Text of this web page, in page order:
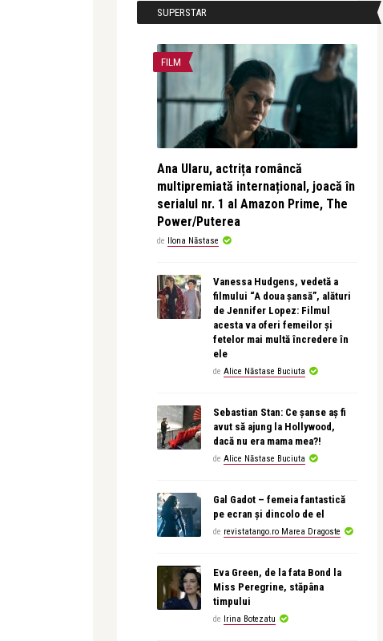
SUPERSTAR
FILM
Ana Ularu, actrița româncă
multipremiată internațional, joacă în
serialul nr. 1 al Amazon Prime, The
Power/Puterea
de Ilona Năstase
Vanessa Hudgens, vedetă a
filmului “A doua șansă”, alături
de Jennifer Lopez: Filmul
acesta va oferi femeilor și
fetelor mai multă încredere în
ele
de Alice Năstase Buciuta
Sebastian Stan: Ce șanse aș fi
avut să ajung la Hollywood,
dacă nu era mama mea?!
de Alice Năstase Buciuta
Gal Gadot – femeia fantastică
pe ecran și dincolo de el
de revistatango.ro Marea Dragoste
Eva Green, de la fata Bond la
Miss Peregrine, stăpâna
timpului
de Irina Botezatu